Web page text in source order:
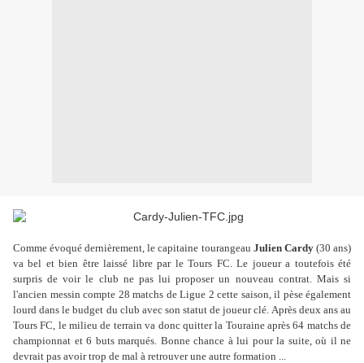
Comme évoqué dernièrement, le capitaine tourangeau Julien Cardy(30 ans)
va bel et bien être laissé libre par le Tours FC. Le joueur a toutefois été
surpris de voir le club ne pas lui proposer un nouveau contrat. Mais si
l'ancien messin compte 28 matchs de Ligue 2 cette saison, il pèse également
lourd dans le budget du club avec son statut de joueur clé. Après deux ans au
Tours FC, le milieu de terrain va donc quitter la Touraine après 64 matchs de
championnat et 6 buts marqués. Bonne chance à lui pour la suite, où il ne
devrait pas avoir trop de mal à retrouver une autre formation ...